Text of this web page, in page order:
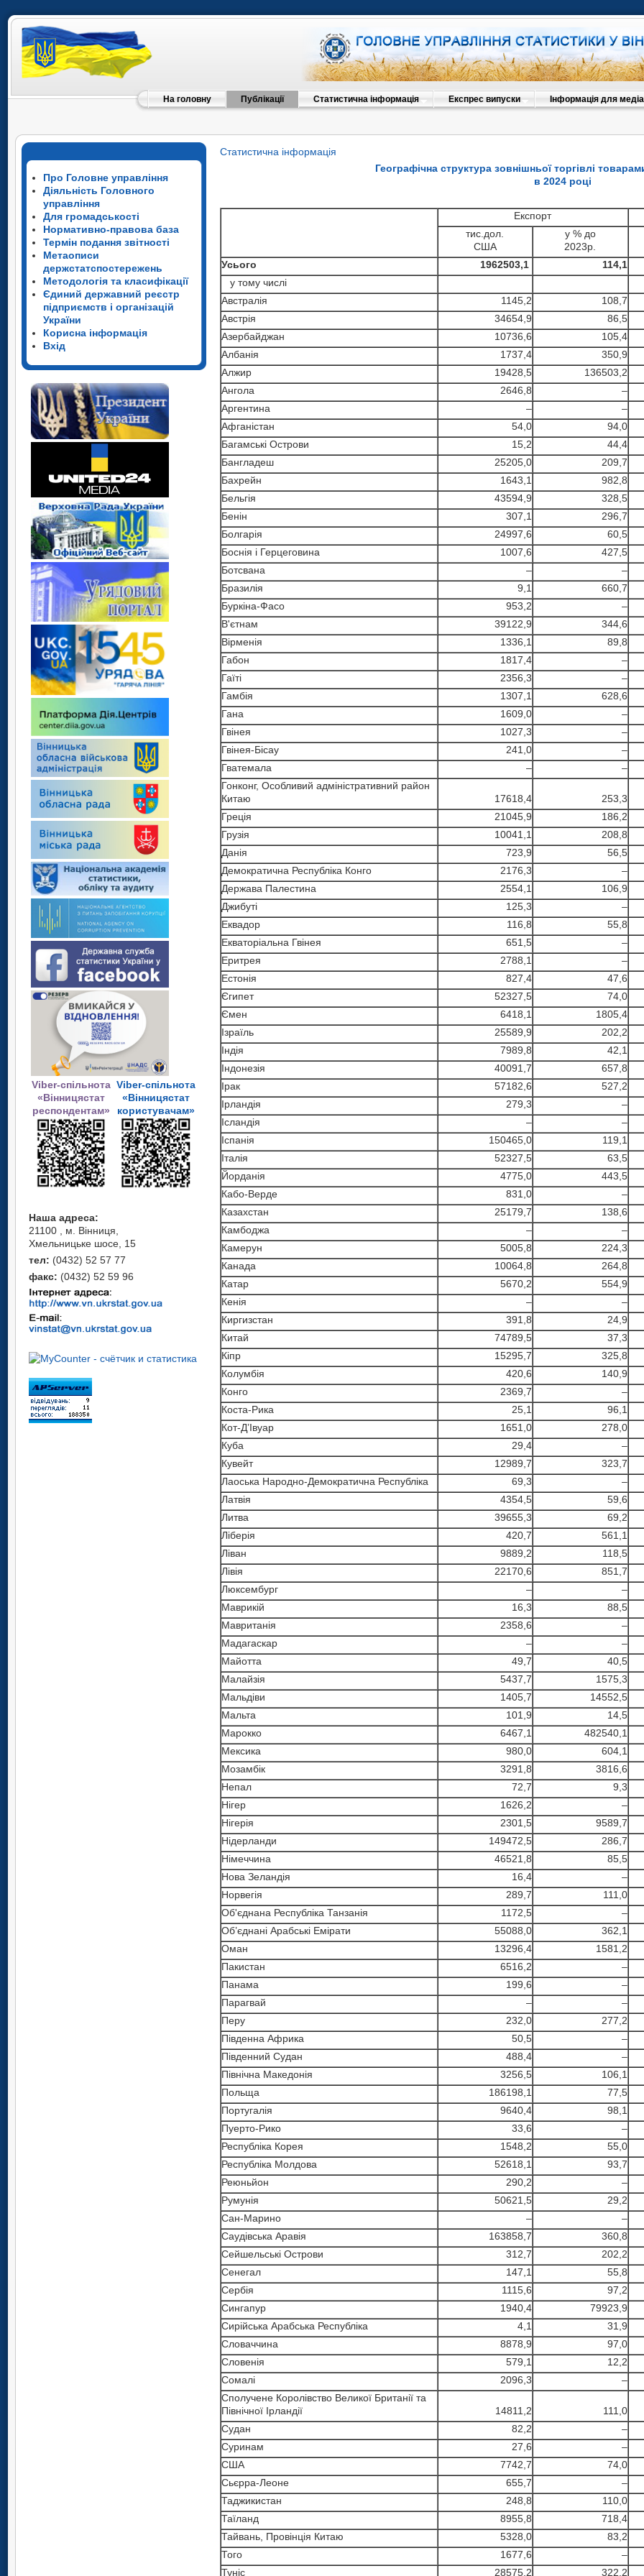
На головну Публікації Статистична інформація Експрес випуски Інформація для медіа
Про Головне управління
Діяльність Головного
управління
Для громадськості
Нормативно-правова база
Термін подання звітності
Метаописи
держстатспостережень
Методологія та класифікації
Єдиний державний реєстр
підприємств і організацій
України
Корисна інформація
Вхід
Viber-спільнота
«Вінницястат
респондентам»
Viber-спільнота
«Вінницястат
користувачам»
Наша адреса:
21100 , м. Вінниця,
Хмельницьке шосе, 15
тел: (0432) 52 57 77
факс: (0432) 52 59 96
Статистична інформація
Географічна структура зовнішньої торгівлі
в 2024 році
Експорт
тис.дол.
США
у % до
2023р.
Усього
1962503,1
114,1
у тому числі
Австралія
1145,2
108,7
Австрія
34654,9
86,5
Азербайджан
10736,6
105,4
Албанія
1737,4
350,9
Алжир
19428,5
136503,2
Ангола
2646,8
–
Аргентина
–
–
Афганістан
54,0
94,0
Багамські Острови
15,2
44,4
Бангладеш
25205,0
209,7
Бахрейн
1643,1
982,8
Бельгія
43594,9
328,5
Бенін
307,1
296,7
Болгарія
24997,6
60,5
Боснія i Герцеговина
1007,6
427,5
Ботсвана
–
–
Бразилія
9,1
660,7
Буркіна-Фасо
953,2
–
В'єтнам
39122,9
344,6
Вірменія
1336,1
89,8
Габон
1817,4
–
Гаїті
2356,3
–
Гамбія
1307,1
628,6
Гана
1609,0
–
Гвінея
1027,3
–
Гвінея-Бісау
241,0
–
Гватемала
–
–
Гонконг, Особливий адміністративний район
Китаю
17618,4
253,3
Греція
21045,9
186,2
Грузія
10041,1
208,8
Данія
723,9
56,5
Демократична Республіка Конго
2176,3
–
Держава Палестина
2554,1
106,9
Джибуті
125,3
–
Еквадор
116,8
55,8
Екваторіальна Гвінея
651,5
–
Еритрея
2788,1
–
Естонія
827,4
47,6
Єгипет
52327,5
74,0
Ємен
6418,1
1805,4
Ізраїль
25589,9
202,2
Індія
7989,8
42,1
Індонезія
40091,7
657,8
Ірак
57182,6
527,2
Ірландія
279,3
–
Ісландія
–
–
Іспанія
150465,0
119,1
Італія
52327,5
63,5
Йорданія
4775,0
443,5
Кабо-Верде
831,0
–
Казахстан
25179,7
138,6
Камбоджа
–
–
Камерун
5005,8
224,3
Канада
10064,8
264,8
Катар
5670,2
554,9
Кенія
–
–
Киргизстан
391,8
24,9
Китай
74789,5
37,3
Кіпр
15295,7
325,8
Колумбія
420,6
140,9
Конго
2369,7
–
Коста-Рика
25,1
96,1
Кот-Д’Івуар
1651,0
278,0
Куба
29,4
–
Кувейт
12989,7
323,7
Лаоська Народно-Демократична Республіка
69,3
–
Латвія
4354,5
59,6
Литва
39655,3
69,2
Ліберія
420,7
561,1
Ліван
9889,2
118,5
Лівія
22170,6
851,7
Люксембург
–
–
Маврикій
16,3
88,5
Мавританія
2358,6
–
Мадагаскар
–
–
Майотта
49,7
40,5
Малайзія
5437,7
1575,3
Мальдіви
1405,7
14552,5
Мальта
101,9
14,5
Марокко
6467,1
482540,1
Мексика
980,0
604,1
Мозамбік
3291,8
3816,6
Непал
72,7
9,3
Нігер
1626,2
–
Нігерія
2301,5
9589,7
Нідерланди
149472,5
286,7
Німеччина
46521,8
85,5
Нова Зеландія
16,4
–
Норвегія
289,7
111,0
Об'єднана Республіка Танзанія
1172,5
–
Об’єднані Арабські Емірати
55088,0
362,1
Оман
13296,4
1581,2
Пакистан
6516,2
–
Панама
199,6
–
Парагвай
–
–
Перу
232,0
277,2
Південна Африка
50,5
–
Південний Судан
488,4
–
Північна Македонія
3256,5
106,1
Польща
186198,1
77,5
Португалія
9640,4
98,1
Пуерто-Рико
33,6
–
Республіка Корея
1548,2
55,0
Республіка Молдова
52618,1
93,7
Реюньйон
290,2
–
Румунія
50621,5
29,2
Сан-Марино
–
–
Саудівська Аравія
163858,7
360,8
Сейшельські Острови
312,7
202,2
Сенегал
147,1
55,8
Сербія
1115,6
97,2
Сингапур
1940,4
79923,9
Сирійська Арабська Республіка
4,1
31,9
Словаччина
8878,9
97,0
Словенія
579,1
12,2
Сомалі
2096,3
–
Сполучене Королівство Великої Британії та
Північної Ірландії
14811,2
111,0
Судан
82,2
–
Суринам
27,6
–
США
7742,7
74,0
Сьєрра-Леоне
655,7
–
Таджикистан
248,8
110,0
Таїланд
8955,8
718,4
Тайвань, Провінція Китаю
5328,0
83,2
Того
1677,6
–
Туніс
28575,2 322,2